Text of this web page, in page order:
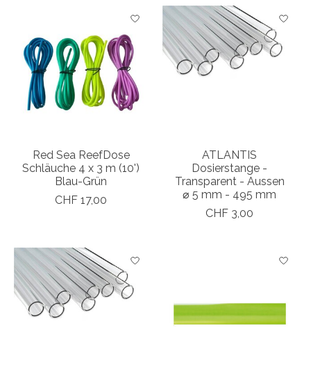
Red Sea ReefDose
Schläuche 4 x 3 m (10')
Blau-Grün
CHF 17,00
ATLANTIS
Dosierstange -
Transparent - Aussen
⌀ 5 mm - 495 mm
CHF 3,00